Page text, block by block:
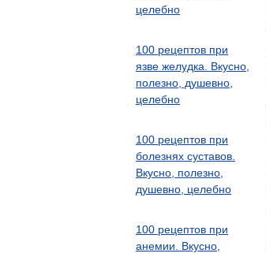
целебно
100 рецептов при
язве желудка. Вкусно,
полезно, душевно,
целебно
100 рецептов при
болезнях суставов.
Вкусно, полезно,
душевно, целебно
100 рецептов при
анемии. Вкусно,